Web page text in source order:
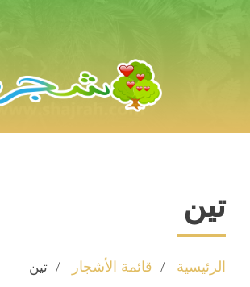
تين
الرئيسية قائمة الأشجار تين